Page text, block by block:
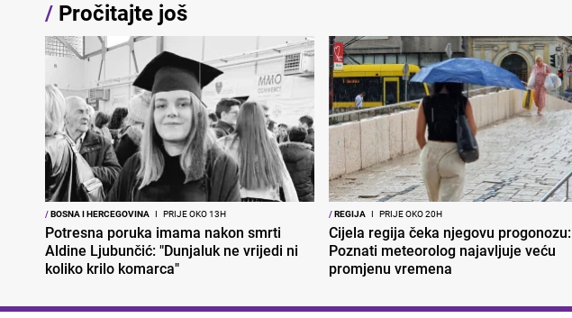
/ Pročitajte još
/BOSNA I HERCEGOVINA I PRIJE OKO 13H
Potresna poruka imama nakon smrti
Aldine Ljubunčić: "Dunjaluk ne vrijedi ni
koliko krilo komarca"
/REGIJA I PRIJE OKO 20H
Cijela regija čeka njegovu progonozu:
Poznati meteorolog najavljuje veću
promjenu vremena